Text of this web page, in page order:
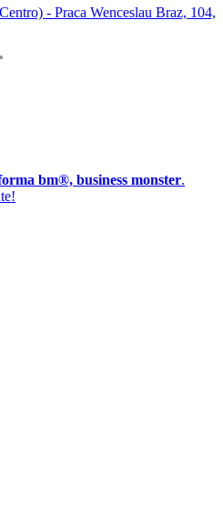
- Praca Wenceslau Braz, 104,
bm®, business monster.